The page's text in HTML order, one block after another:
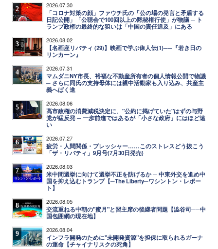
2 2026.07.30
「コロナ対策の顔」ファウチ氏の「公の場の発言と矛盾する
日記公開」「公聴会で100回以上の黙秘権行使」が物議 ─ ト
ランプ政権の最終的な狙いは「中国の責任追及」にある
3 2026.08.02
【名画座リバティ (29)】映画で学ぶ偉人伝(1)──『若き日の
リンカーン』
4 2026.07.31
マムダニNY市長、裕福な不動産所有者の個人情報公開で物議
─ さらに同氏の支持母体には親中活動家も入り込み、共産主
義へばく進
5 2026.08.06
高市政権の消費減税決定に、"公約に掲げていた"はずの与野
党が猛反発 ─ 一歩前進ではあるが「小さな政府」にはほど遠
い
6 2026.07.27
疲労・人間関係・プレッシャー……このストレスどう抜こう
「ザ・リバティ」9月号(7月30日発売)
7 2026.08.03
米中間選挙に向けて選挙不正を防げるか ─ 中東外交を進め中
国を抑え込むトランプ【─The Liberty─ワシントン・レポー
ト】
8 2026.08.05
交流重ねる中朝の"蜜月"と習主席の後継者問題【澁谷司──中
国包囲網の現在地】
9 2026.08.04
インフラ開発のために"未開発資源"を担保に取られるガーナ
の運命【チャイナリスクの死角】